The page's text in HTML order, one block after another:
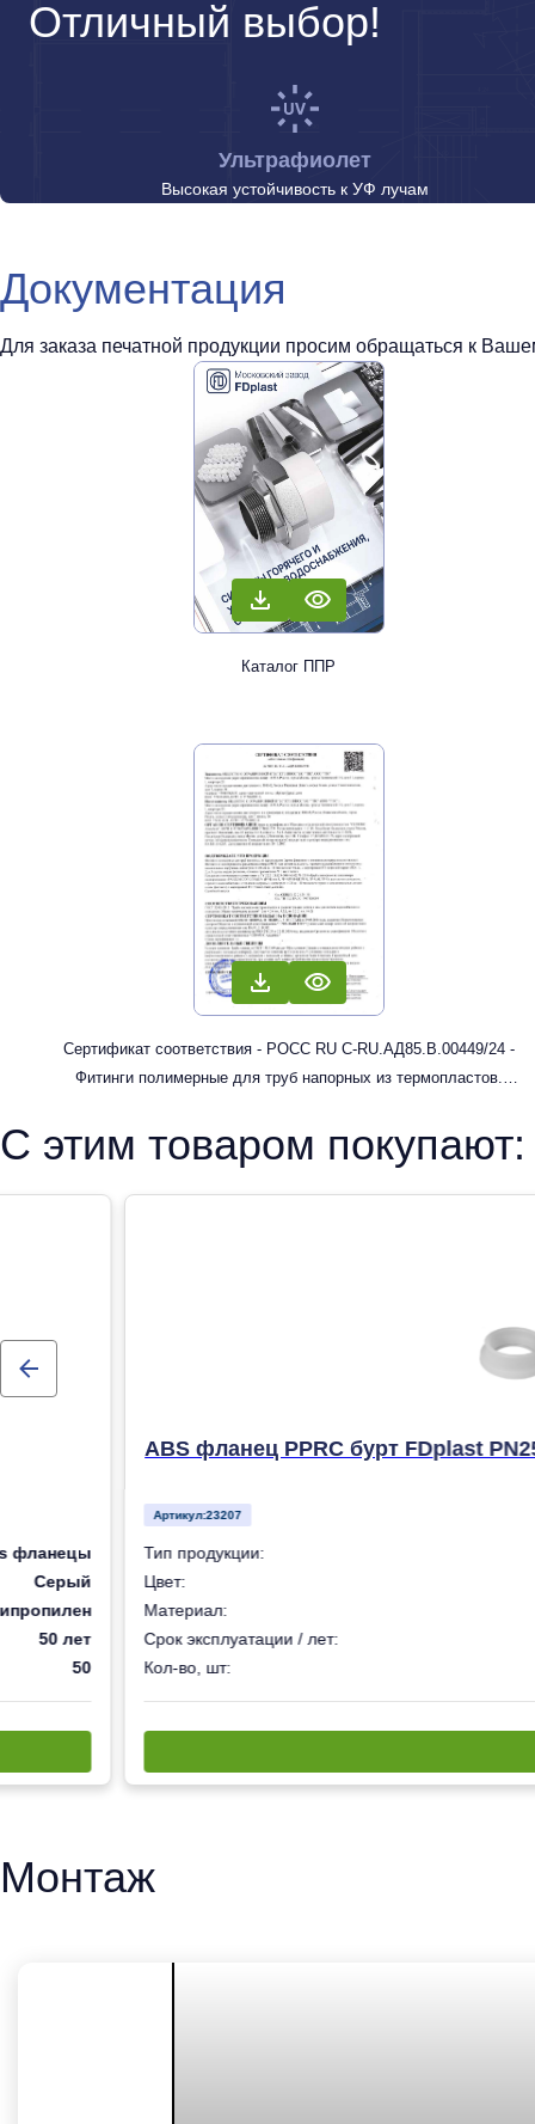
Отличный выбор!
Ультрафиолет
Высокая устойчивость к УФ лучам
Документация
Для заказа печатной продукции просим обращаться к
Каталог ППР
Сертификат соответствия - РОСС RU С-RU.АД85.В.00449/24 -
Фитинги полимерные для труб напорных из термопластов.
систем холодного, горячего водоснабжения и отопления
С этим товаром покупают:
фланецы
Серый
50 лет
50
ABS фланец PPRC бурт FDplast
Артикул:23207
Тип продукции:
Цвет:
Материал:
Срок эксплуатации / лет:
Кол-во, шт:
Монтаж